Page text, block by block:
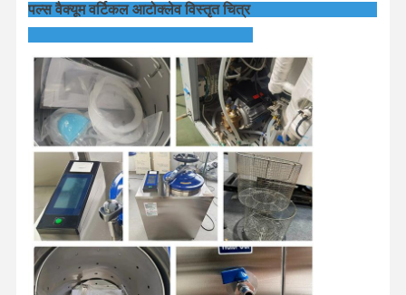
पल्स वैक्यूम वर्टिकल आटोक्लेव विस्तृत चित्र